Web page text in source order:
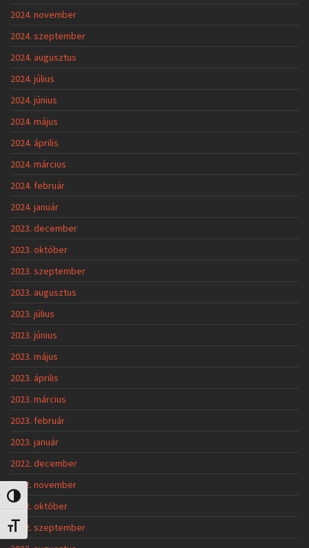
Nagy kontraszt váltása
Betűméret váltása
2024. november
2024. szeptember
2024. augusztus
2024. július
2024. június
2024. május
2024. április
2024. március
2024. február
2024. január
2023. december
2023. október
2023. szeptember
2023. augusztus
2023. július
2023. június
2023. május
2023. április
2023. március
2023. február
2023. január
2022. december
2022. november
2022. október
2022. szeptember